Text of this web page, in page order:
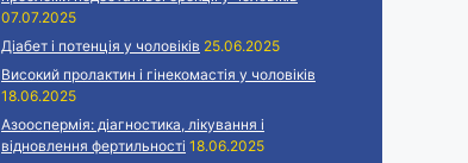
07.07.2025
Діабет і потенція у чоловіків 25.06.2025
Високий пролактин і гінекомастія у чоловіків
18.06.2025
Азооспермія: діагностика, лікування і
відновлення фертильності 18.06.2025